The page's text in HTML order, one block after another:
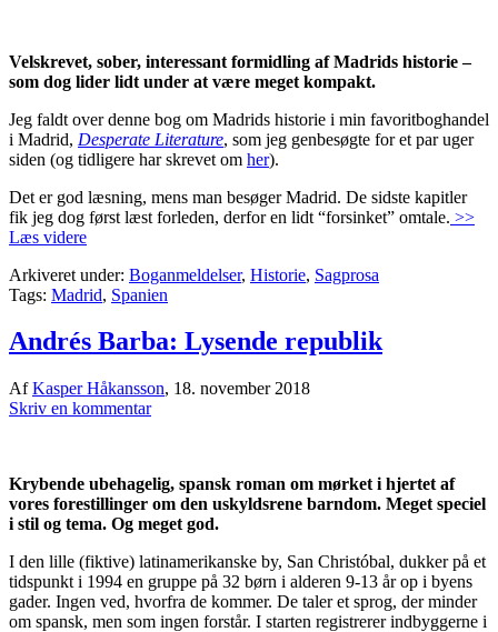
Velskrevet, sober, interessant formidling af Madrids historie –
som dog lider lidt under at være meget kompakt.
Jeg faldt over denne bog om Madrids historie i min favoritboghandel
i Madrid, Desperate Literature, som jeg genbesøgte for et par uger
siden (og tidligere har skrevet om her).
Det er god læsning, mens man besøger Madrid. De sidste kapitler
fik jeg dog først læst forleden, derfor en lidt “forsinket” omtale. >>
Læs videre
Arkiveret under: Boganmeldelser, Historie, Sagprosa
Tags: Madrid, Spanien
Andrés Barba: Lysende republik
AfKasper Håkansson, 18. november 2018
Skriv en kommentar
Krybende ubehagelig, spansk roman om mørket i hjertet af
vores forestillinger om den uskyldsrene barndom. Meget speciel
i stil og tema. Og meget god.
I den lille (fiktive) latinamerikanske by, San Christóbal, dukker på et
tidspunkt i 1994 en gruppe på 32 børn i alderen 9-13 år op i byens
gader. Ingen ved, hvorfra de kommer. De taler et sprog, der minder
om spansk, men som ingen forstår. I starten registrerer indbyggerne i